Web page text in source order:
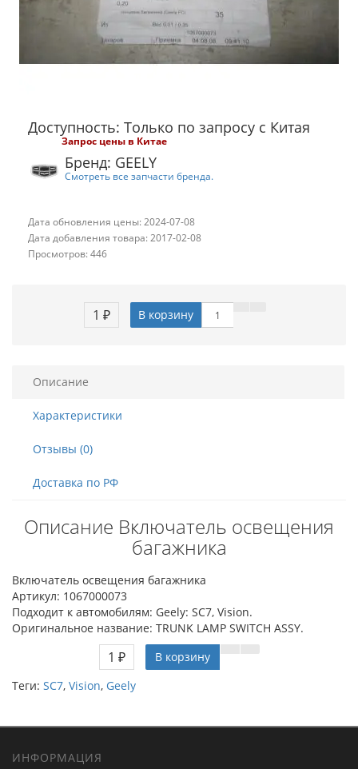
Доступность: Только по запросу с Китая
Запрос цены в Китае
Бренд: GEELY
Смотреть все запчасти бренда.
Дата обновления цены: 2024-07-08
Дата добавления товара: 2017-02-08
Просмотров: 446
1 ₽ В корзину
Описание
Характеристики
Отзывы (0)
Доставка по РФ
Описание Включатель освещения
багажника
Включатель освещения багажника
Артикул: 1067000073
Подходит к автомобилям: Geely: SC7, Vision.
Оригинальное название: TRUNK LAMP SWITCH ASSY.
1 ₽
В корзину
Теги: SC7, Vision, Geely
ИНФОРМАЦИЯ